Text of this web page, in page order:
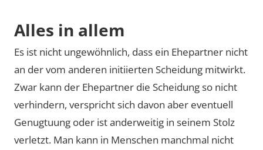
Alles in allem
Es ist nicht ungewöhnlich, dass ein Ehepartner nicht
an der vom anderen initiierten Scheidung mitwirkt.
Zwar kann der Ehepartner die Scheidung so nicht
verhindern, verspricht sich davon aber eventuell
Genugtuung oder ist anderweitig in seinem Stolz
verletzt. Man kann in Menschen manchmal nicht